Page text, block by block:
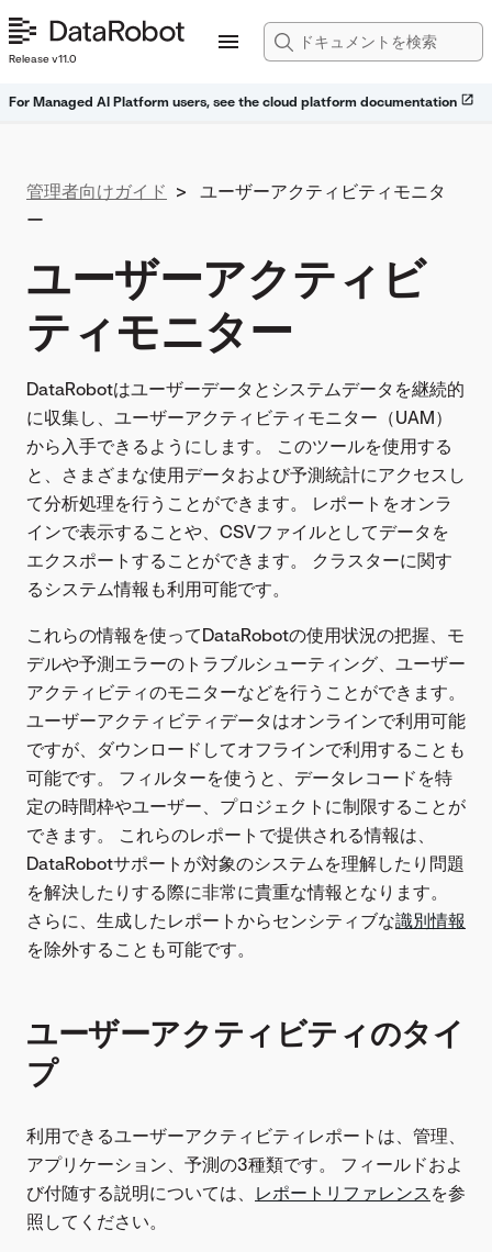
Release v11.0
For Managed AI Platform users, see the cloud platform documentation
管理者向けガイド >
ユーザーアクティビティモニタ
ー
ユーザーアクティビ
ティモニター
DataRobotはユーザーデータとシステムデータを継続的
に収集し、ユーザーアクティビティモニター（UAM）
から入手できるようにします。 このツールを使用する
と、さまざまな使用データおよび予測統計にアクセスし
て分析処理を行うことができます。 レポートをオンラ
インで表示することや、CSVファイルとしてデータを
エクスポートすることができます。 クラスターに関す
るシステム情報も利用可能です。
これらの情報を使ってDataRobotの使用状況の把握、モ
デルや予測エラーのトラブルシューティング、ユーザー
アクティビティのモニターなどを行うことができます。
ユーザーアクティビティデータはオンラインで利用可能
ですが、ダウンロードしてオフラインで利用することも
可能です。 フィルターを使うと、データレコードを特
定の時間枠やユーザー、プロジェクトに制限することが
できます。 これらのレポートで提供される情報は、
DataRobotサポートが対象のシステムを理解したり問題
を解決したりする際に非常に貴重な情報となります。
さらに、生成したレポートからセンシティブな識別情報
を除外することも可能です。
ユーザーアクティビティのタイ
プ
利用できるユーザーアクティビティレポートは、管理、
アプリケーション、予測の3種類です。 フィールドおよ
び付随する説明については、 レポートリファレンス を参
照してください。